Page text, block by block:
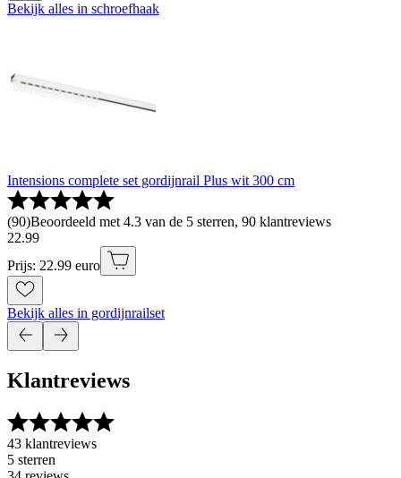
Bekijk alles in schroefhaak
Intensions complete set gordijnrail Plus wit 300 cm
(90)Beoordeeld met 4.3 van de 5 sterren, 90 klantreviews
22.99
Prijs: 22.99 euro
Bekijk alles in gordijnrailset
Klantreviews
43 klantreviews
5 sterren